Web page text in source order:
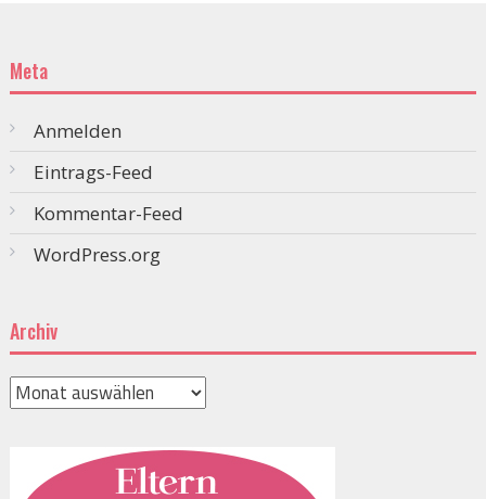
Meta
Anmelden
Eintrags-Feed
Kommentar-Feed
WordPress.org
Archiv
Archiv